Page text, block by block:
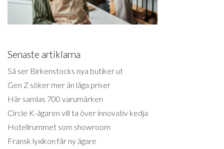
Senaste artiklarna
Så ser Birkenstocks nya butiker ut
Gen Z söker mer än låga priser
Här samlas 700 varumärken
Circle K-ägaren vill ta över innovativ kedja
Hotellrummet som showroom
Fransk lyxikon får ny ägare